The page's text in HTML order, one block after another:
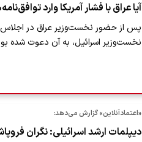
آیا عراق با فشار آمریکا وارد
پس از حضور نخست‌وزیر عراق در اجلاس
نخست‌وزیر اسرائیل، به آن دعوت شده
«اعتمادآنلاین» گزارش می‌دهد:
دیپلمات ارشد اسرائیلی: نگران